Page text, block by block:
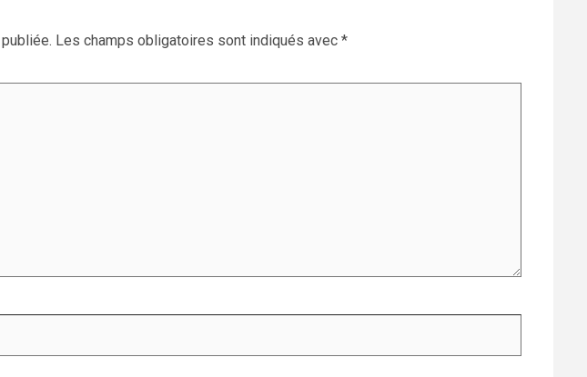
Les champs obligatoires sont indiqués avec *